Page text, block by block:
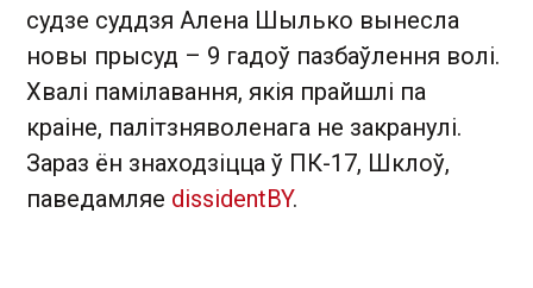
судзе суддзя Алена Шылько вынесла
новы прысуд – 9 гадоў пазбаўлення волі.
Хвалі памілавання, якія прайшлі па
краіне, палітзняволенага не закранулі.
Зараз ён знаходзіцца ў ПК-17, Шклоў,
паведамляе dissidentBY.